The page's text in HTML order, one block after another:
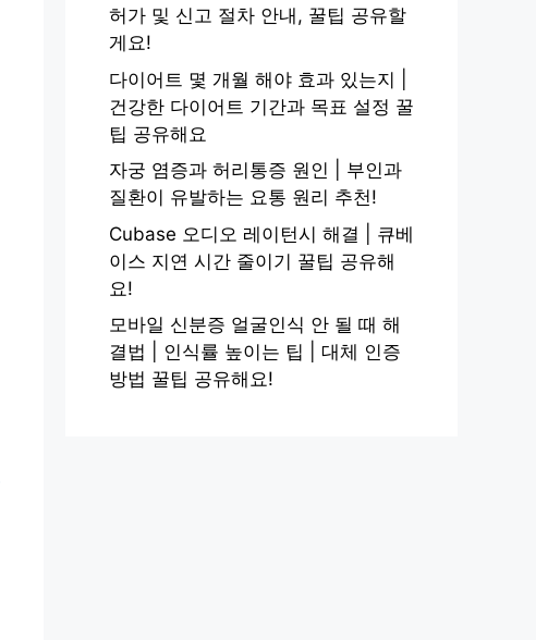
허가 및 신고 절차 안내, 꿀팁 공유할
게요!
다이어트 몇 개월 해야 효과 있는지 |
건강한 다이어트 기간과 목표 설정 꿀
팁 공유해요
자궁 염증과 허리통증 원인 | 부인과
질환이 유발하는 요통 원리 추천!
Cubase 오디오 레이턴시 해결 | 큐베
이스 지연 시간 줄이기 꿀팁 공유해
요!
모바일 신분증 얼굴인식 안 될 때 해
결법 | 인식률 높이는 팁 | 대체 인증
방법 꿀팁 공유해요!